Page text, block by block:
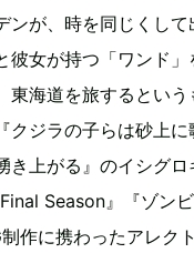
ンが、時を同じくして
彼女が持つ「ワンド
東海道を旅するという
クジラの子らは砂上
き上がる』のイシグロ
Season』『ゾン
作に携わったアレク